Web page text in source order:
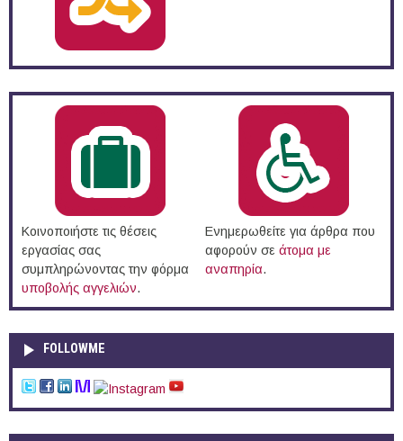
Κοινοποιήστε τις θέσεις
εργασίας σας
συμπληρώνοντας την φόρμα
υποβολής αγγελιών.
Ενημερωθείτε για άρθρα που
αφορούν σε άτομα με
αναπηρία.
FOLLOWME